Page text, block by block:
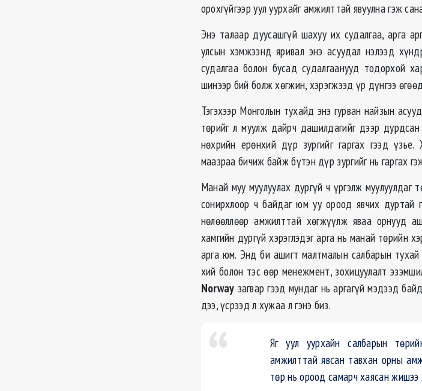
орохгүйгээр уул уурхайг амжилттай явуулна гэж
Энэ талаар дуусашгүй шахуу их судалгаа, арга
улсын хэмжээнд яривал энэ асуудал нэлээд
судалгаа болон бусад судалгаанууд тодорхой
шинээр бий болж хөгжин, хэрэгжээд үр дүнгээ
Тэгэхээр Монголын тухайд энэ гурван найзын
төрийг л муулж дайрч дашилдагийг дээр
нөхрийн ерөнхий дүр зургийг гаргах гээд
маазраа бичиж байж бүтэн дүр зургийг нь гаргах
Манай муу муулуулах дургүй ч үргэлж муулуулдаг
сонирхлоор ч байдаг юм уу ороод явчих дуртай
нөлөөллөөр амжилттай хөгжүүлж яваа орнууд
хамгийн дургүй хэрэглэдэг арга нь манай төрийн
арга юм. Энд би ашигт малтмалын салбарын
хий болон тэс өөр менежмент, зохицуулалт
Norway загвар гээд мундаг нь аргагүй мэдээд
дээ, үсрээд л хужаа л гэнэ биз.
Яг уул уурхайн салбарын
амжилттай явсан тавхан орны
төр нь ороод самарч хаясан жишээ